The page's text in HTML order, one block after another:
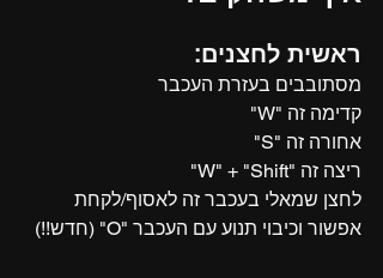
ראשית לחצנים:
מסתובבים בעזרת העכבר
קדימה זה "W"
אחורה זה "S"
ריצה זה "W" + "Shift"
לחצן שמאלי בעכבר זה לאסוף/לקחת
אפשור וכיבוי תנוע עם העכבר "O" (חדש!!)